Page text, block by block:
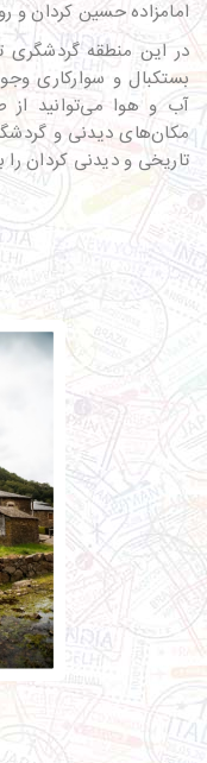
امامزاده حسین کردان و
در این منطقه گردشگری
بستکبال و سوارکاری
آب و هوا می‌توانید از
مکان‌های دیدنی و
تاریخی و دیدنی کردان را